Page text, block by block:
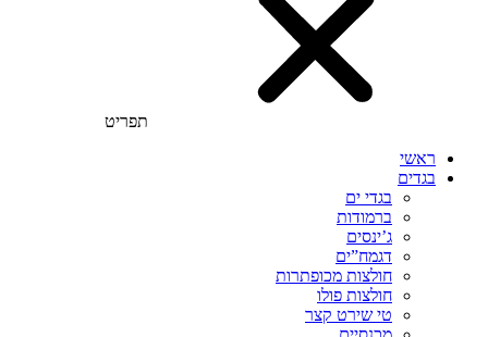
תפריט
ראשי
בגדים
בגדי ים
ברמודות
ג’ינסים
דגמח”ים
חולצות מכופתרות
חולצות פולו
טי שירט קצר